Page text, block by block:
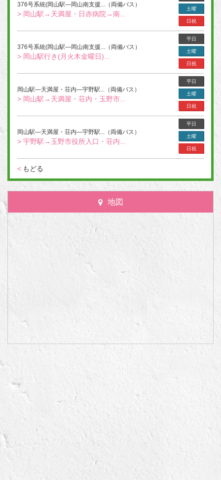
376号系統(岡山駅―岡山南支援...（両備バス）
> 岡山駅→天満屋・日赤病院→南...
土曜
日祝
376号系統(岡山駅―岡山南支援...（両備バス）
> 岡山駅行き(月火木金曜日)...
平日
土曜
日祝
岡山駅―天満屋・荘内―宇野駅...（両備バス）
> 岡山駅→天満屋・荘内・玉野市...
平日
土曜
日祝
岡山駅―天満屋・荘内―宇野駅...（両備バス）
> 宇野駅→玉野市役所入口・荘内...
平日
土曜
日祝
< もどる
地図